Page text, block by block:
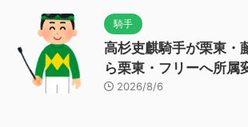
騎手
高杉吏麒騎手が栗東・
ら栗東・フリーへ所属
2026/8/6